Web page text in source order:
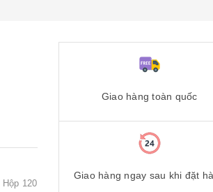
120
Giao hàng toàn quốc
Giao hàng ngay sau khi đặt